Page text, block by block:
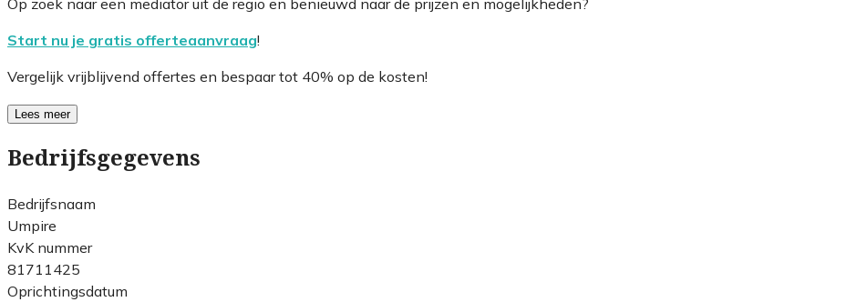
Start nu je gratis offerteaanvraag!
Vergelijk vrijblijvend offertes en bespaar tot 40% op de kosten!
Lees meer
Bedrijfsgegevens
Bedrijfsnaam
Umpire
KvK nummer
81711425
Oprichtingsdatum